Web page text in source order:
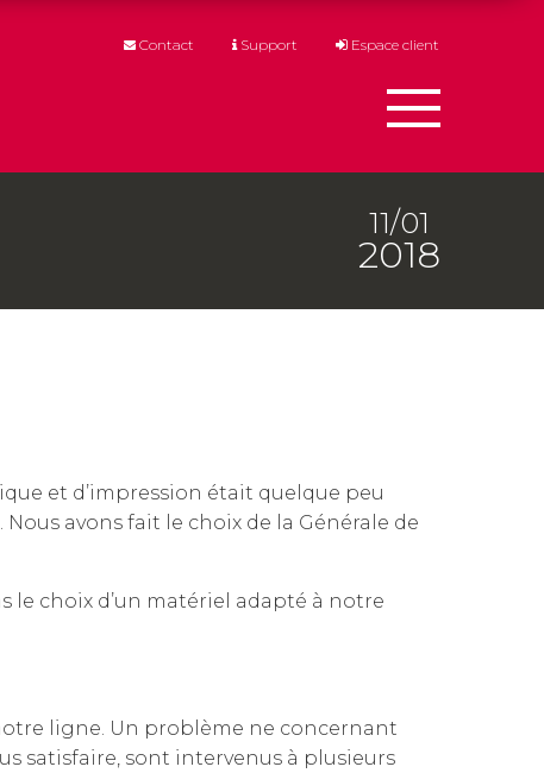
Contact Support Espace client
11/01
2018
et d’impression était quelque peu
avons fait le choix de la Générale de
le choix d’un matériel adapté à notre
ligne. Un problème ne concernant
satisfaire, sont intervenus à plusieurs